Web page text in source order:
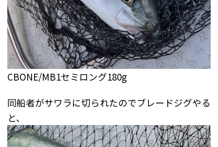
CBONE/MB1セミロング180g
同船者がサワラに切られたのでブレードジグやる
と、